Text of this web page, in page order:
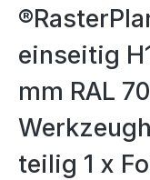
einseitig
mm RAL
teilig 1 x